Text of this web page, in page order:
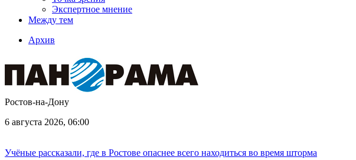
Экспертное мнение
Между тем
Архив
Ростов-на-Дону
6 августа 2026, 06:00
Учёные рассказали, где в Ростове опаснее всего находиться во время шторма